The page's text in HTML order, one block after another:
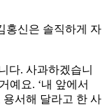
홍신은 솔직하게 자
다. 사과하겠습니
예요. ‘내 앞에서
서해 달라고 한 사